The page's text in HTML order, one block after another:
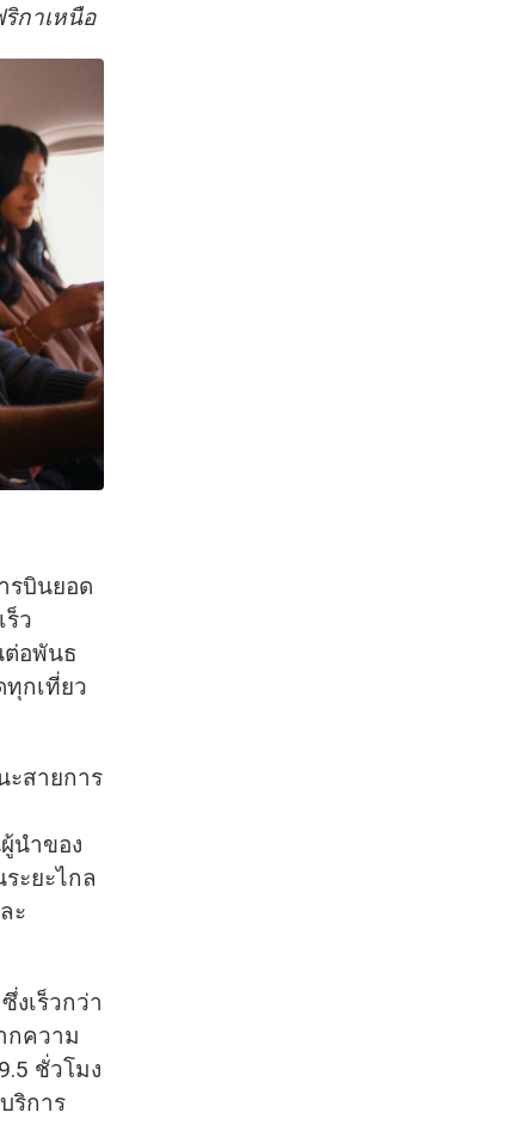
กาเหนือ
รบินยอด
ร็ว
ต่อพันธ
กเที่ยว
ะสายการ
นำของ
ะยะไกล
ะ
งเร็วกว่า
กความ
ชั่วโมง
ริการ